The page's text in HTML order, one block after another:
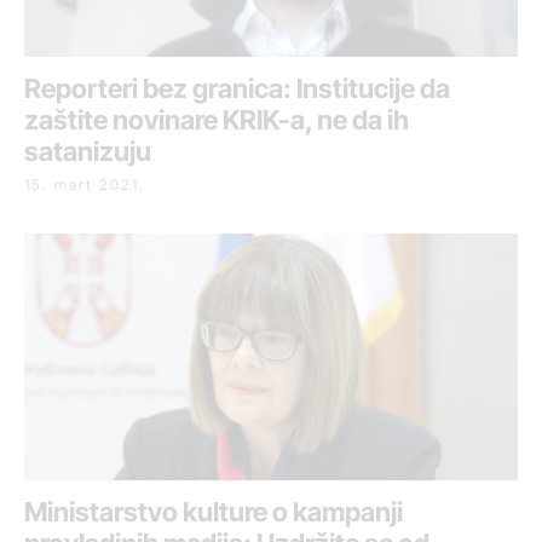
Reporteri bez granica: Institucije da
zaštite novinare KRIK-a, ne da ih
satanizuju
15. mart 2021.
Ministarstvo kulture o kampanji